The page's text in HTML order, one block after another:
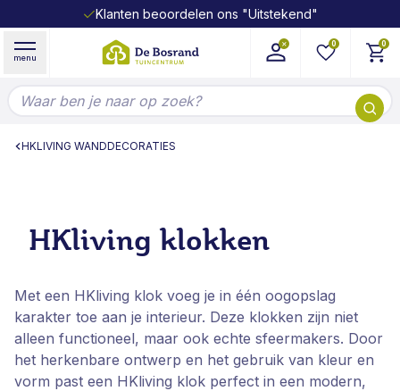
Klanten beoordelen ons "Uitstekend"
Ga naar de inhoud
menu
Doorzoek de hele winkel
0 0
HKLIVING WANDDECORATIES
HKliving klokken
Met een HKliving klok voeg je in één oogopslag
karakter toe aan je interieur. Deze klokken zijn niet
alleen functioneel, maar ook echte sfeermakers. Door
het herkenbare ontwerp en het gebruik van kleur en
vorm past een HKliving klok perfect in een modern,